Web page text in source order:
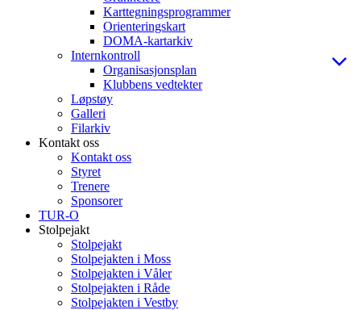
Karttegningsprogrammer
Orienteringskart
DOMA-kartarkiv
Internkontroll
Organisasjonsplan
Klubbens vedtekter
Løpstøy
Galleri
Filarkiv
Kontakt oss
Kontakt oss
Styret
Trenere
Sponsorer
TUR-O
Stolpejakt
Stolpejakt
Stolpejakten i Moss
Stolpejakten i Våler
Stolpejakten i Råde
Stolpejakten i Vestby